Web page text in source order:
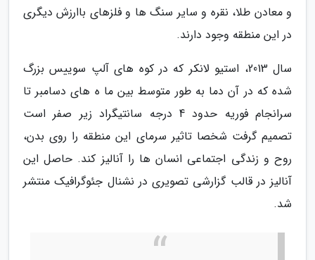
و معادن طلا، نقره و سایر سنگ ها و فلزهای باارزش دیگری
در این منطقه وجود دارند.
سال 2013، استیو لانکر که در کوه های آلپ سوییس بزرگ
شده که در آن دما به طور متوسط بین ما ه های دسامبر تا
سرانجام فوریه حدود 4 درجه سانتیگراد زیر صفر است
تصمیم گرفت شخصا تاثیر سرمای این منطقه را روی بدن،
روح و زندگی اجتماعی انسان ها را آنالیز کند. حاصل این
آنالیز در قالب گزارشی تصویری در نشنال جئوگرافیک منتشر
شد.